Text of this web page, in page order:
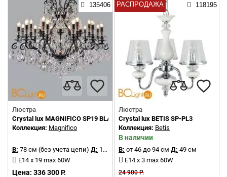
135406
Люстра
Crystal lux MAGNIFICO SP19 BLACK/TRANSPARENT
Коллекция: Magnifico
В: 78 см (без учета цепи) Д: 100 см
E14 x 19 max 60W
Цена: 336 300 Р.
РАСПРОДАЖА 118195
Люстра
Crystal lux BETIS SP-PL3
Коллекция: Betis
В наличии
В: от 46 до 94 см Д: 49 см
E14 x 3 max 60W
24 900 Р.